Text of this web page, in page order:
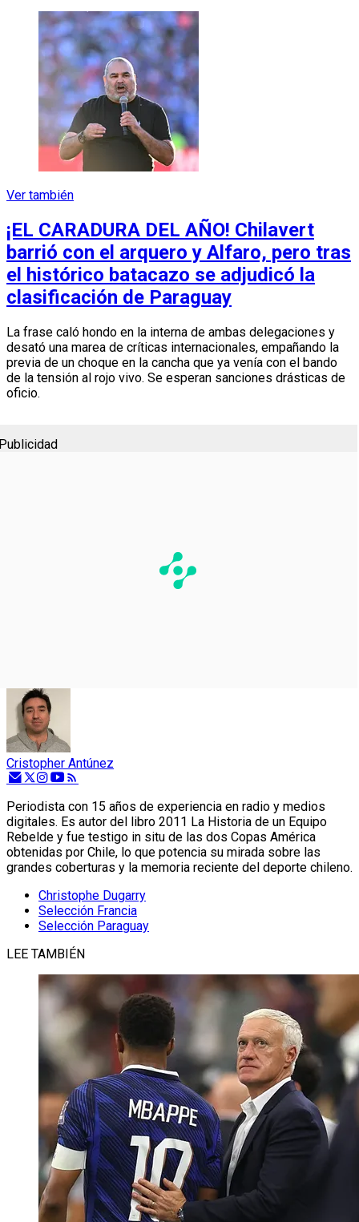
Ver también
¡EL CARADURA DEL AÑO! Chilavert
barrió con el arquero y Alfaro, pero tras
el histórico batacazo se adjudicó la
clasificación de Paraguay
La frase caló hondo en la interna de ambas delegaciones y
desató una marea de críticas internacionales, empañando la
previa de un choque en la cancha que ya venía con el bando
de la tensión al rojo vivo. Se esperan sanciones drásticas de
oficio.
Cristopher Antúnez
Periodista con 15 años de experiencia en radio y medios
digitales. Es autor del libro 2011 La Historia de un Equipo
Rebelde y fue testigo in situ de las dos Copas América
obtenidas por Chile, lo que potencia su mirada sobre las
grandes coberturas y la memoria reciente del deporte chileno.
Christophe Dugarry
Selección Francia
Selección Paraguay
LEE TAMBIÉN